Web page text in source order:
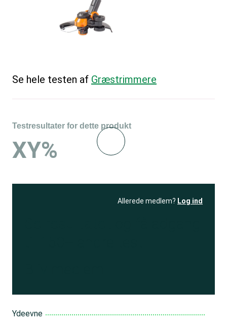
Se hele testen af Græstrimmere
Testresultater for dette produkt
XY%
Allerede medlem? Log ind
Ydeevne